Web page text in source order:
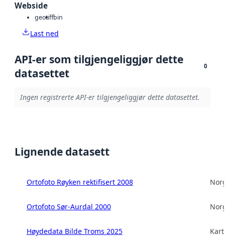
Webside
geotiffbin
Last ned
API-er som tilgjengeliggjør dette
datasettet
0
Ingen registrerte API-er tilgjengeliggjør dette datasettet.
Lignende datasett
Ortofoto Røyken rektifisert 2008
Ortofoto Sør-Aurdal 2000
Høydedata Bilde Troms 2025